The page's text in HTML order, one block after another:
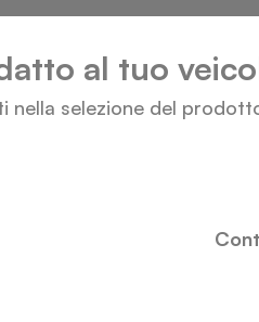
al tuo
selezione del